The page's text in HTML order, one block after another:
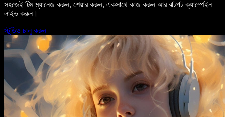
সহজেই টিম ম্যানেজ করুন, শেয়ার করুন, একসাথে কাজ করুন আর ঝটপট ক্যাম্পেইন
লাইভ করুন।
স্টুডিও চালু করুন